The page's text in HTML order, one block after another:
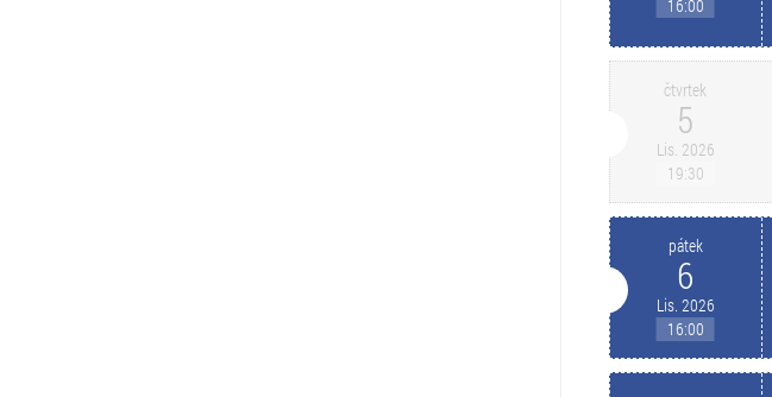
16:00
čtvrtek
5
Lis. 2026
19:30
pátek
6
Lis. 2026
16:00